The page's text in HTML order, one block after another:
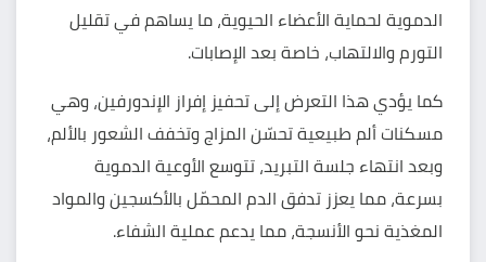
الدموية لحماية الأعضاء الحيوية، ما يساهم في تقليل
التورم والالتهاب، خاصة بعد الإصابات.
كما يؤدي هذا التعرض إلى تحفيز إفراز الإندورفين، وهي
مسكنات ألم طبيعية تحسّن المزاج وتخفف الشعور بالألم،
وبعد انتهاء جلسة التبريد، تتوسع الأوعية الدموية
بسرعة، مما يعزز تدفق الدم المحمّل بالأكسجين والمواد
المغذية نحو الأنسجة، مما يدعمعملية الشفاء.